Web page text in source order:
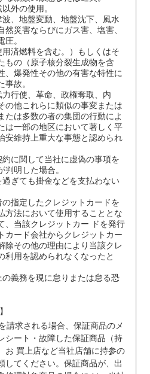
外の使用。
、地盤変動、地盤沈下、風水
然災害ならびにガス害、塩害、
。
済燃料を含む。）もしくはそ
もの（原子核分裂生成物を含
、爆発性その他の有害な特性に
事故。
行使、革命、政権奪取、内
の他これらに類似の事変または
たは多数の者の集団の行動によ
は一部の地区において著しく平
安維持上重大な事態と認められ
約に関して当社に虚偽の事項を
判明した場合。
過ぎても掛金などを支払わない
の指定したクレジットカードを
方法において使用することとな
、当該クレジットカー ドを発行
カード会社からクレジットカー
除その他の理由により当該クレ
利用を認められなくなったと
の義務を現に怠りまたは怠る恐
請求される場合、保証商品のメ
シート・故障した保証商品（持
お 買上店など当社店舗に持参の
してください。保証商品が、出